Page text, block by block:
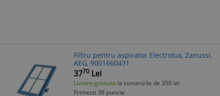
Filtru pentru aspirator Electrolux, Zanussi,
AEG, 9001660431
3770 Lei
Livrare gratuita la comenzile de 350 lei
Primesti 38 puncte